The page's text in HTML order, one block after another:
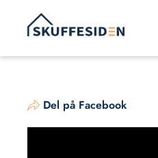
indhold
Del på Facebook